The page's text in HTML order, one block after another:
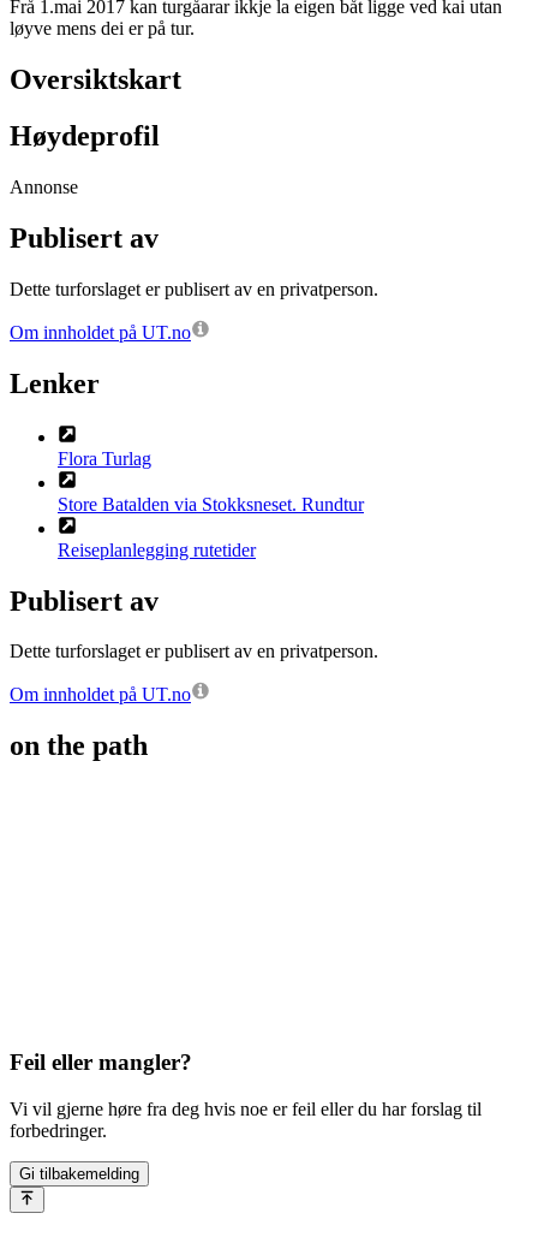
Frå 1.mai 2017 kan turgåarar ikkje la eigen båt ligge ved kai utan
løyve mens dei er på tur.
Oversiktskart
Høydeprofil
Annonse
Publisert av
Dette turforslaget er publisert av en privatperson.
Om innholdet på UT.no
Lenker
Flora Turlag
Store Batalden via Stokksneset. Rundtur
Reiseplanlegging rutetider
Publisert av
Dette turforslaget er publisert av en privatperson.
Om innholdet på UT.no
on the path
Feil eller mangler?
Vi vil gjerne høre fra deg hvis noe er feil eller du har forslag til
forbedringer.
Gi tilbakemelding